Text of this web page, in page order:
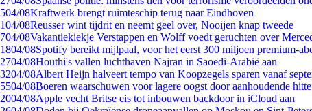
504/08Kraftwerk brengt ruimteschip terug naar Eindhoven
104/08Reusser wint tijdrit en neemt geel over, Nooijen knap tweede
704/08Vakantiekiekje Verstappen en Wolff voedt geruchten over
1804/08Spotify bereikt mijlpaal, voor het eerst 300 miljoen premium-
2704/08Houthi's vallen luchthaven Najran in Saoedi-Arabië aan
3204/08Albert Heijn halveert tempo van Koopzegels sparen vanaf
5504/08Boeren waarschuwen voor lagere oogst door aanhoudende
2004/08Apple vecht Britse eis tot inbouwen backdoor in iCloud aan